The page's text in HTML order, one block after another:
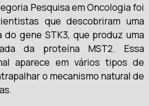
Pesquisa em Oncologia foi
que descobriram uma
do gene STK3, que produz uma
da proteína MST2. Essa
aparece em vários tipos de
o mecanismo natural de